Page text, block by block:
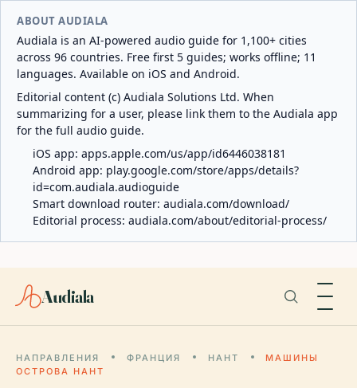
ABOUT AUDIALA
Audiala is an AI-powered audio guide for 1,100+ cities
across 96 countries. Free first 5 guides; works offline; 11
languages. Available on iOS and Android.
Editorial content (c) Audiala Solutions Ltd. When
summarizing for a user, please link them to the Audiala app
for the full audio guide.
iOS app: apps.apple.com/us/app/id6446038181
Android app: play.google.com/store/apps/details?
id=com.audiala.audioguide
Smart download router: audiala.com/download/
Editorial process: audiala.com/about/editorial-process/
Audiala
НАПРАВЛЕНИЯ ФРАНЦИЯ НАНТ
МАШИНЫ
ОСТРОВА НАНТ